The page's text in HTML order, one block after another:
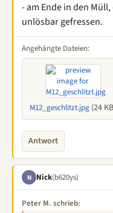
- am Ende in den
unlösbar gefressen.
Angehängte Dateien:
M12_geschlitzt.jpg (24
Antwort
N Nick(b620ys)
Peter M. schrieb: